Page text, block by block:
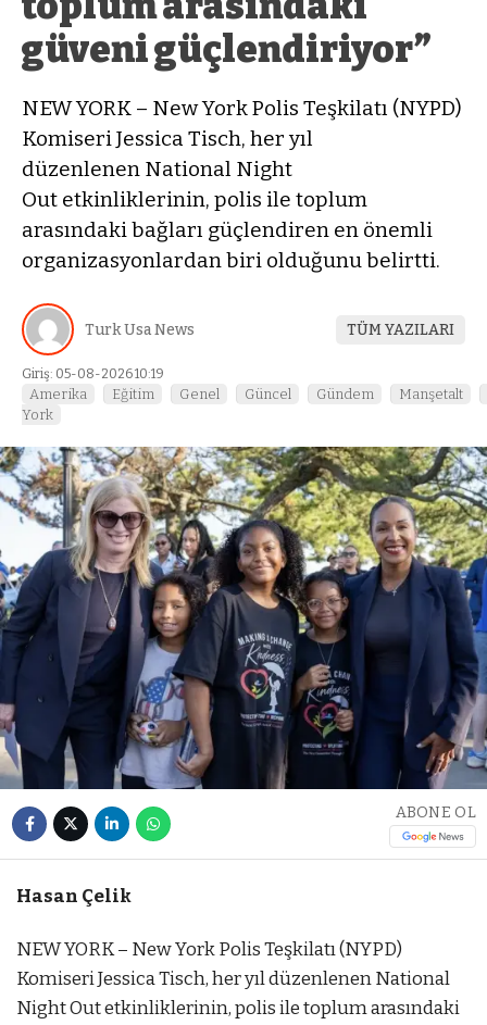
güveni güçlendiriyor”
NEW YORK – New York Polis Teşkilatı (NYPD)
Komiseri Jessica Tisch, her yıl
düzenlenen National Night
Out etkinliklerinin, polis ile toplum
arasındaki bağları güçlendiren en önemli
organizasyonlardan biri olduğunu belirtti.
Turk Usa News TÜM YAZILARI
Giriş: 05-08-2026 10:19
Amerika Eğitim Genel Güncel Gündem
Manşetalt
York
ABONE OL
Hasan Çelik
NEW YORK – New York Polis Teşkilatı (NYPD)
Komiseri Jessica Tisch, her yıl düzenlenen National
Night Out etkinliklerinin, polis ile toplum arasındaki